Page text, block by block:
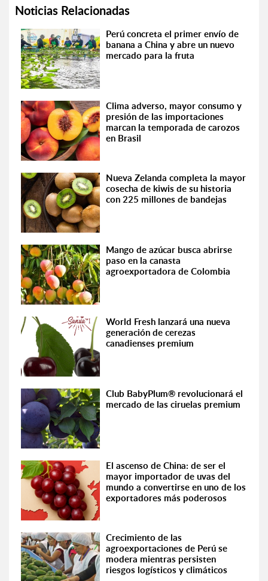
Noticias Relacionadas
Perú concreta el primer envío de
banana a China y abre un nuevo
mercado para la fruta
Clima adverso, mayor consumo y
presión de las importaciones
marcan la temporada de carozos
en Brasil
Nueva Zelanda completa la mayor
cosecha de kiwis de su historia
con 225 millones de bandejas
Mango de azúcar busca abrirse
paso en la canasta
agroexportadora de Colombia
World Fresh lanzará una nueva
generación de cerezas
canadienses premium
Club BabyPlum® revolucionará el
mercado de las ciruelas premium
El ascenso de China: de ser el
mayor importador de uvas del
mundo a convertirse en uno de los
exportadores más poderosos
Crecimiento de las
agroexportaciones de Perú se
modera mientras persisten
riesgos logísticos y climáticos